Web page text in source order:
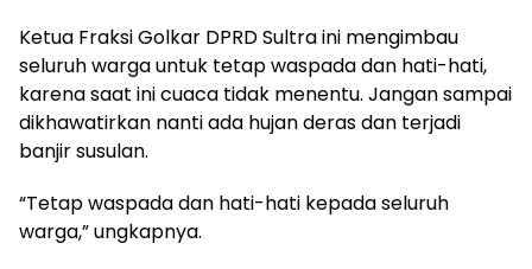
Ketua Fraksi Golkar DPRD Sultra ini mengimbau
seluruh warga untuk tetap waspada dan hati-hati,
karena saat ini cuaca tidak menentu. Jangan sampai
dikhawatirkan nanti ada hujan deras dan terjadi
banjir susulan.
“Tetap waspada dan hati-hati kepada seluruh
warga,” ungkapnya.